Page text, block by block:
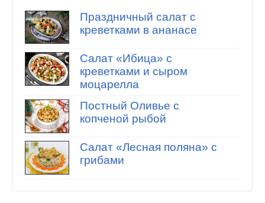
Праздничный салат с
креветками в ананасе
Салат «Ибица» с
креветками и сыром
моцарелла
Постный Оливье с
копченой рыбой
Салат «Лесная поляна» с
грибами